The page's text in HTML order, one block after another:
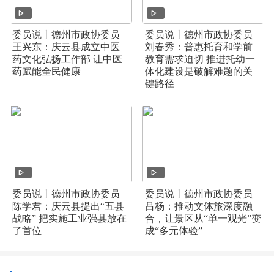
委员说丨德州市政协委员
王兴东：庆云县成立中医
药文化弘扬工作部 让中医
药赋能全民健康
委员说丨德州市政协委员
刘春秀：普惠托育和学前
教育需求迫切 推进托幼一
体化建设是破解难题的关
键路径
委员说丨德州市政协委员
陈学君：庆云县提出“五县
战略” 把实施工业强县放在
了首位
委员说丨德州市政协委员
吕杨：推动文体旅深度融
合，让景区从“单一观光”变
成“多元体验”